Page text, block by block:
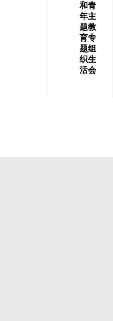
和青
年主
题教
育专
题组
织生
活会